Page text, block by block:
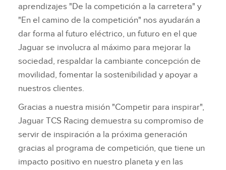
aprendizajes "De la competición a la carretera" y
"En el camino de la competición" nos ayudarán a
dar forma al futuro eléctrico, un futuro en el que
Jaguar se involucra al máximo para mejorar la
sociedad, respaldar la cambiante concepción de
movilidad, fomentar la sostenibilidad y apoyar a
nuestros clientes.
Gracias a nuestra misión "Competir para inspirar",
Jaguar TCS Racing demuestra su compromiso de
servir de inspiración a la próxima generación
gracias al programa de competición, que tiene un
impacto positivo en nuestro planeta y en las